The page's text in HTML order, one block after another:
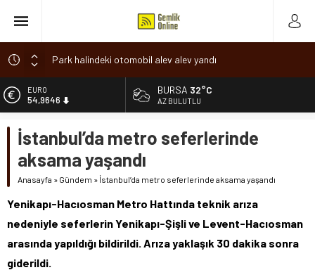
Park halindeki otomobil alev alev yandı
Osmangazi’de baharın müjdesi ‘Hıdırellez’ coşkuyla kutlandı
7 aylık hamileyken evden çıktı, sırra kadem bastı
Romanya’da Hıdırellez Coşkusu
ALTIN
6.488,95
13.798,82
DOLAR
47,5939
54,9646
BURSA 32°C
AZ BULUTLU
İstanbul’da metro seferlerinde
aksama yaşandı
Anasayfa » Gündem » İstanbul’da metro seferlerinde aksama yaşandı
Yenikapı-Hacıosman Metro Hattında teknik arıza
nedeniyle seferlerin Yenikapı-Şişli ve Levent-Hacıosman
arasında yapıldığı bildirildi. Arıza yaklaşık 30 dakika sonra
giderildi.